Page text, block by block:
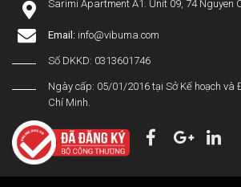
Sarimi Apartment A1. Unit 09, 74 Nguyen
Email: info@vibuma.com
Số DKKD: 0313601746
Ngày cấp: 05/01/2016 tại Sở Kế hoạch và
Chí Minh.